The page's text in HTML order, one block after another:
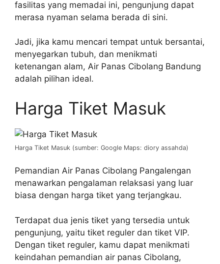
fasilitas yang memadai ini, pengunjung dapat
merasa nyaman selama berada di sini.
Jadi, jika kamu mencari tempat untuk bersantai,
menyegarkan tubuh, dan menikmati
ketenangan alam, Air Panas Cibolang Bandung
adalah pilihan ideal.
Harga Tiket Masuk
Harga Tiket Masuk (sumber: Google Maps: diory assahda)
Pemandian Air Panas Cibolang Pangalengan
menawarkan pengalaman relaksasi yang luar
biasa dengan harga tiket yang terjangkau.
Terdapat dua jenis tiket yang tersedia untuk
pengunjung, yaitu tiket reguler dan tiket VIP.
Dengan tiket reguler, kamu dapat menikmati
keindahan pemandian air panas Cibolang,